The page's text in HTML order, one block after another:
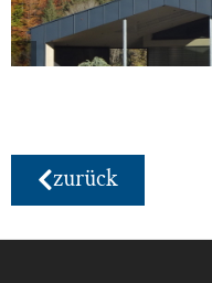
zurück